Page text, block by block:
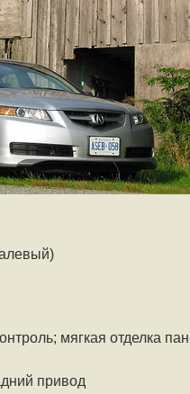
мягкая отделка
привод